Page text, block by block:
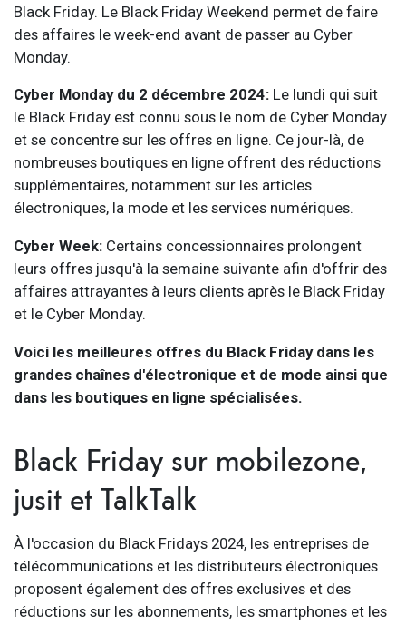
Black Friday. Le Black Friday Weekend permet de faire
des affaires le week-end avant de passer au Cyber
Monday.
Cyber Monday du 2 décembre 2024: Le lundi qui suit
le Black Friday est connu sous le nom de Cyber Monday
et se concentre sur les offres en ligne. Ce jour-là, de
nombreuses boutiques en ligne offrent des réductions
supplémentaires, notamment sur les articles
électroniques, la mode et les services numériques.
Cyber Week: Certains concessionnaires prolongent
leurs offres jusqu'à la semaine suivante afin d'offrir des
affaires attrayantes à leurs clients après le Black Friday
et le Cyber Monday.
Voici les meilleures offres du Black Friday dans les
grandes chaînes d'électronique et de mode ainsi que
dans les boutiques en ligne spécialisées.
Black Friday sur mobilezone,
jusit et TalkTalk
À l'occasion du Black Fridays 2024, les entreprises de
télécommunications et les distributeurs électroniques
proposent également des offres exclusives et des
réductions sur les abonnements, les smartphones et les